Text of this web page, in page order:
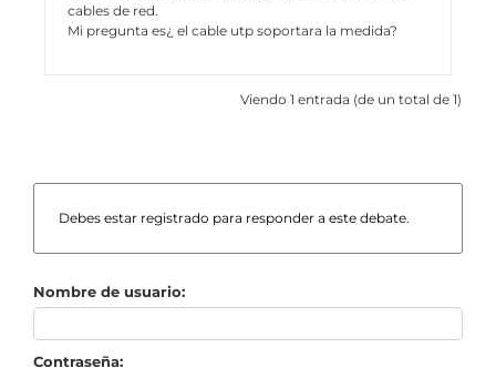
cables de red.
Mi pregunta es¿ el cable utp soportara la medida?
Viendo 1 entrada (de un total de 1)
Debes estar registrado para responder a este debate.
Nombre de usuario:
Contraseña: